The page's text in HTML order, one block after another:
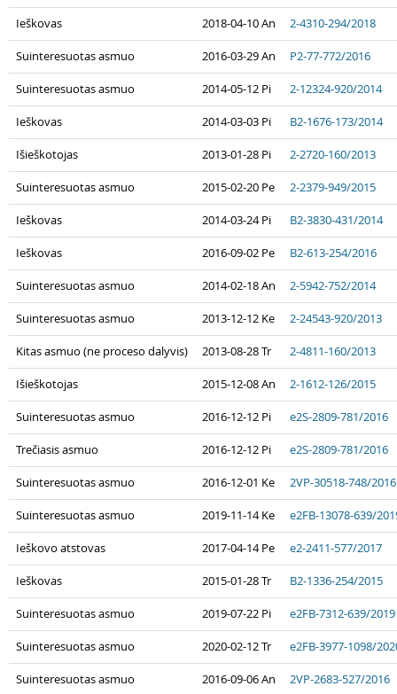
Ieškovas 2018-04-10 An 2-4310-294/2018
Suinteresuotas asmuo 2016-03-29 An P2-77-772/2016
Suinteresuotas asmuo 2014-05-12 Pi 2-12324-920/2014
Ieškovas 2014-03-03 Pi B2-1676-173/2014
Išieškotojas 2013-01-28 Pi 2-2720-160/2013
Suinteresuotas asmuo 2015-02-20 Pe 2-2379-949/2015
Ieškovas 2014-03-24 Pi B2-3830-431/2014
Ieškovas 2016-09-02 Pe B2-613-254/2016
Suinteresuotas asmuo 2014-02-18 An 2-5942-752/2014
Suinteresuotas asmuo 2013-12-12 Ke 2-24543-920/2013
Kitas asmuo (ne proceso dalyvis) 2013-08-28 Tr 2-4811-160/2013
Išieškotojas 2015-12-08 An 2-1612-126/2015
Suinteresuotas asmuo 2016-12-12 Pi e2S-2809-781/2016
Trečiasis asmuo 2016-12-12 Pi e2S-2809-781/2016
Suinteresuotas asmuo 2016-12-01 Ke 2VP-30518-748/2016
Suinteresuotas asmuo 2019-11-14 Ke e2FB-13078-639/
Ieškovo atstovas 2017-04-14 Pe e2-2411-577/2017
Ieškovas 2015-01-28 Tr B2-1336-254/2015
Suinteresuotas asmuo 2019-07-22 Pi e2FB-7312-639/2019
Suinteresuotas asmuo 2020-02-12 Tr e2FB-3977-1098/
Suinteresuotas asmuo 2016-09-06 An 2VP-2683-527/2016